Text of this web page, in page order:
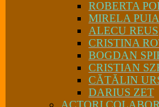
ROBERTA
MIRELA PUIA
ALECU REUS
CRISTINA
BOGDAN
CRISTIAN
CĂTĂLIN
DARIUS ZET
ACTORI